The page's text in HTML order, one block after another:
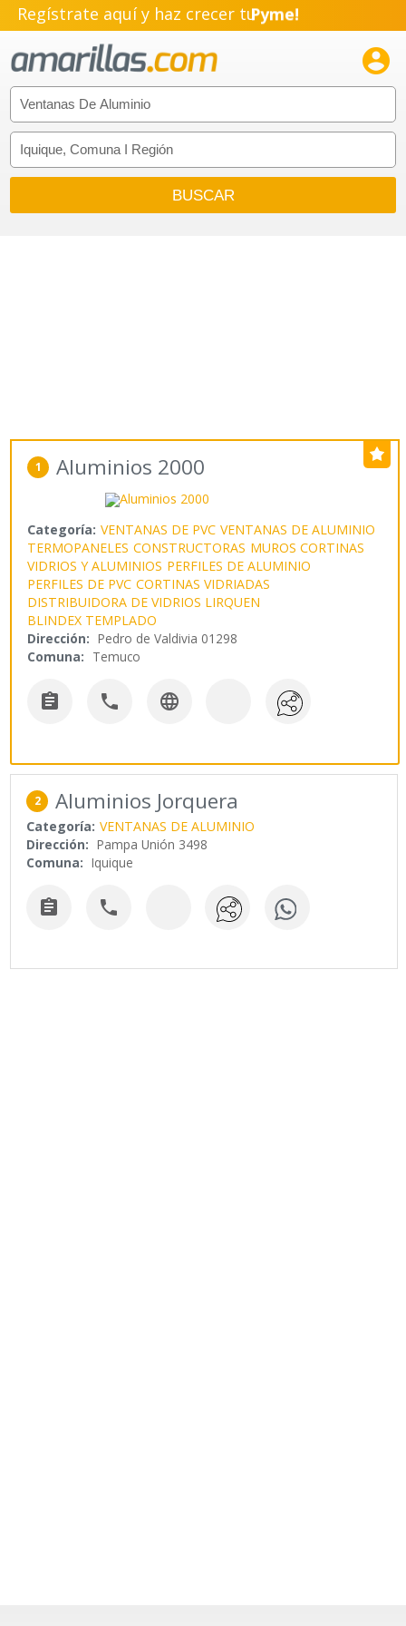
Regístrate aquí y haz crecer tuPyme!
Emprendimiento!

1 Aluminios 2000
Categoría: VENTANAS DE PVC VENTANAS DE ALUMINIO
TERMOPANELES CONSTRUCTORAS MUROS CORTINAS
VIDRIOS Y ALUMINIOS PERFILES DE ALUMINIO
PERFILES DE PVC CORTINAS VIDRIADAS
DISTRIBUIDORA DE VIDRIOS LIRQUEN
BLINDEX TEMPLADO
Dirección: Pedro de Valdivia 01298
Comuna: Temuco
  
2 Aluminios Jorquera
Categoría: VENTANAS DE ALUMINIO
Dirección: Pampa Unión 3498
Comuna: Iquique
 